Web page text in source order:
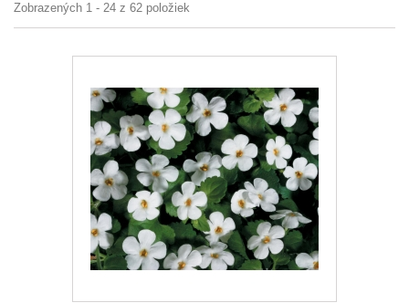
Zobrazených 1 - 24 z 62 položiek